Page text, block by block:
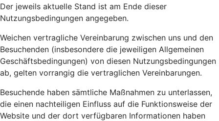
Der jeweils aktuelle Stand ist am Ende dieser
Nutzungsbedingungen angegeben.
Weichen vertragliche Vereinbarung zwischen uns und den
Besuchenden (insbesondere die jeweiligen Allgemeinen
Geschäftsbedingungen) von diesen Nutzungsbedingungen
ab, gelten vorrangig die vertraglichen Vereinbarungen.
Besuchende haben sämtliche Maßnahmen zu unterlassen,
die einen nachteiligen Einfluss auf die Funktionsweise der
Website und der dort verfügbaren Informationen haben